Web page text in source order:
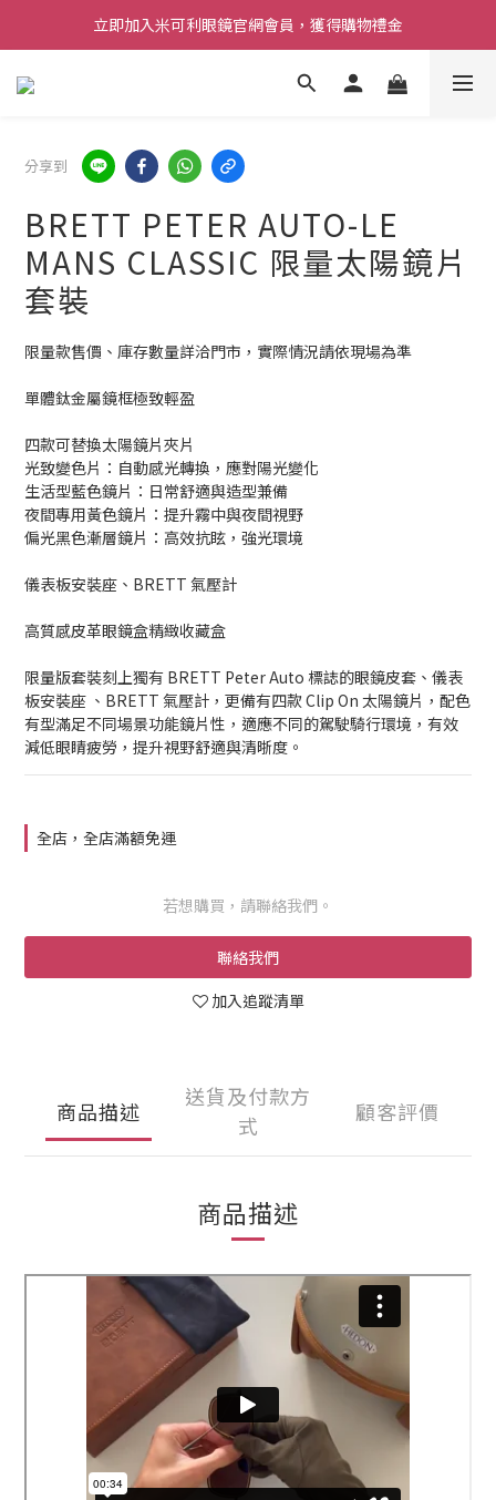
立即加入米可利眼鏡官網會員，獲得購物禮金
分享到
BRETT PETER AUTO-LE
MANS CLASSIC 限量太陽鏡片
套裝
限量款售價、庫存數量詳洽門市，實際情況請依現場為準
單體鈦金屬鏡框極致輕盈
四款可替換太陽鏡片夾片
光致變色片：自動感光轉換，應對陽光變化
生活型藍色鏡片：日常舒適與造型兼備
夜間專用黃色鏡片：提升霧中與夜間視野
偏光黑色漸層鏡片：高效抗眩，強光環境
儀表板安裝座、BRETT 氣壓計
高質感皮革眼鏡盒精緻收藏盒
限量版套裝刻上獨有 BRETT Peter Auto 標誌的眼鏡皮套、儀表
板安裝座 、BRETT 氣壓計，更備有四款 Clip On 太陽鏡片，配色
有型滿足不同場景功能鏡片性，適應不同的駕駛騎行環境，有效
減低眼睛疲勞，提升視野舒適與清晣度。
全店，全店滿額免運
若想購買，請聯絡我們。
聯絡我們
加入追蹤清單
商品描述
送貨及付款方
式
顧客評價
商品描述